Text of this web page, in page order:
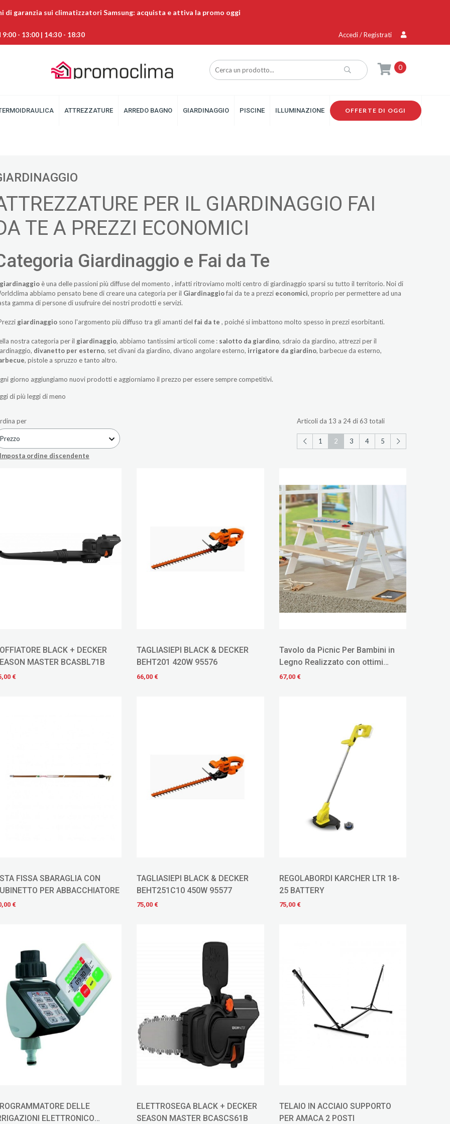
di garanzia sui climatizzatori Samsung: acquista e attiva la promo oggi
9:00 - 13:00 | 14:30 - 18:30 Accedi / Registrati
0
ATTREZZATURE ARREDO BAGNO GIARDINAGGIO PISCINE ILLUMINAZIONE OFFERTE DI OGGI
PER IL GIARDINAGGIO FAI
TE A PREZZI ECONOMICI
Giardinaggio e Fai da Te
giardinaggio è una delle passioni più diffuse del momento , infatti ritroviamo molti centro di giardinaggio sparsi su tutto il territorio. Noi di
abbiamo pensato bene di creare una categoria per il Giardinaggiofai da te a prezzi economici, proprio per permettere ad una
gamma di persone di usufruire dei nostri prodotti e servizi.
giardinaggio sono l'argomento più diffuso tra gli amanti del fai da te , poiché si imbattono molto spesso in prezzi esorbitanti.
nostra categoria per il giardinaggio, abbiamo tantissimi articoli come : salotto da giardino, sdraio da giardino, attrezzi per il
divanetto per esterno, set divani da giardino, divano angolare esterno, irrigatore da giardino, barbecue da esterno,
, pistole a spruzzo e tanto altro.
giorno aggiungiamo nuovi prodotti e aggiorniamo il prezzo per essere sempre competitivi.
di più leggi di meno
per
Prezzo
Imposta ordine discendente
Articoli da 13 a 24 di 63 totali
1 2 3 4 5
BLACK + DECKER
MASTER BCASBL71B
€
TAGLIASIEPI BLACK & DECKER
BEHT201 420W 95576
66,00 €
Tavolo da Picnic Per Bambini in
Legno Realizzato con ottimi
Materiali
67,00 €
FISSA SBARAGLIA CON
PER ABBACCHIATORE
€
TAGLIASIEPI BLACK & DECKER
BEHT251C10 450W 95577
75,00 €
REGOLABORDI KARCHER LTR 18-
25 BATTERY
75,00 €
DELLE
ELETTRONICO
ELETTROSEGA BLACK + DECKER
SEASON MASTER BCASCS61B
TELAIO IN ACCIAIO SUPPORTO
PER AMACA 2 POSTI